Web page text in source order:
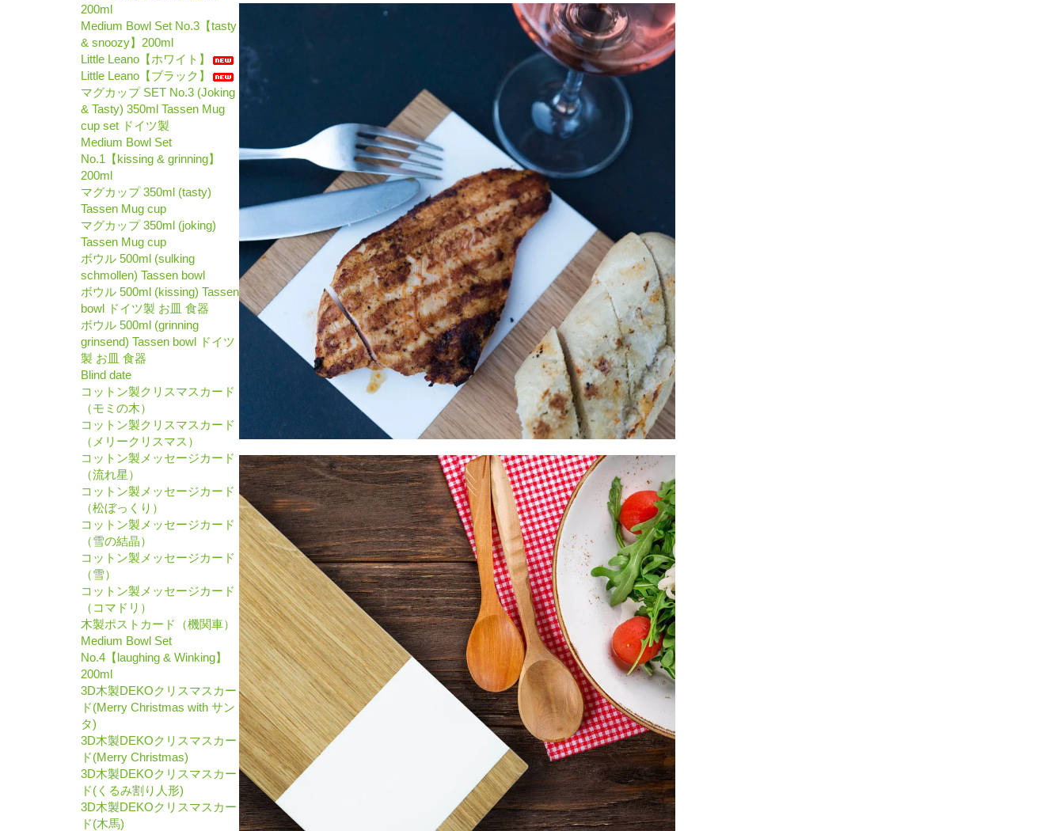
200ml
Medium Bowl Set No.3【tasty
& snoozy】200ml
Little Leano【ホワイト】
Little Leano【ブラック】
マグカップ SET No.3 (Joking
& Tasty) 350ml Tassen Mug
cup set ドイツ製
Medium Bowl Set
No.1【kissing & grinning】
200ml
マグカップ 350ml (tasty)
Tassen Mug cup
マグカップ 350ml (joking)
Tassen Mug cup
ボウル 500ml (sulking
schmollen) Tassen bowl
ボウル 500ml (kissing) Tassen
bowl ドイツ製 お皿 食器
ボウル 500ml (grinning
grinsend) Tassen bowl ドイツ
製 お皿 食器
Blind date
コットン製クリスマスカード
（モミの木）
コットン製クリスマスカード
（メリークリスマス）
コットン製メッセージカード
（流れ星）
コットン製メッセージカード
（松ぼっくり）
コットン製メッセージカード
（雪の結晶）
コットン製メッセージカード
（雪）
コットン製メッセージカード
（コマドリ）
木製ポストカード（機関車）
Medium Bowl Set
No.4【laughing & Winking】
200ml
3D木製DEKOクリスマスカー
ド(Merry Christmas with サン
タ)
3D木製DEKOクリスマスカー
ド(Merry Christmas)
3D木製DEKOクリスマスカー
ド(くるみ割り人形)
3D木製DEKOクリスマスカー
ド(木馬)